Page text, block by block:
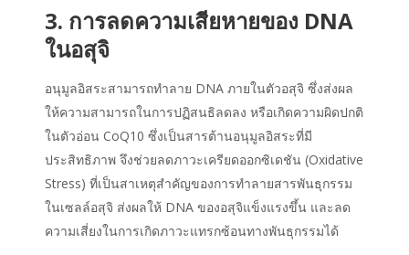
3. การลดความเสียหายของ DNA
ในอสุจิ
อนุมูลอิสระสามารถทำลาย DNA ภายในตัวอสุจิ ซึ่งส่งผล
ให้ความสามารถในการปฏิสนธิลดลง หรือเกิดความผิดปกติ
ในตัวอ่อน CoQ10 ซึ่งเป็นสารต้านอนุมูลอิสระที่มี
ประสิทธิภาพ จึงช่วยลดภาวะเครียดออกซิเดชัน (Oxidative
Stress) ที่เป็นสาเหตุสำคัญของการทำลายสารพันธุกรรม
ในเซลล์อสุจิ ส่งผลให้ DNA ของอสุจิแข็งแรงขึ้น และลด
ความเสี่ยงในการเกิดภาวะแทรกซ้อนทางพันธุกรรมได้